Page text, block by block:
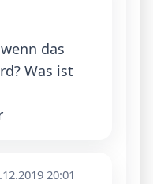
das
Was ist
20:01